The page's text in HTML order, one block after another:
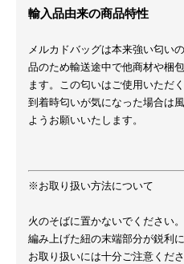
輸入品由来の商品特性
メルカドバッグは本来強い匂い
品のため輸送途中で他商材や梱
ます。この匂いはご使用いただ
到着時匂いが気になった場合は
ようお願いいたします。
※お取り扱い方法について
火のそばに置かないでください。
編み上げた紐の末端部分が鋭利
お取り扱いには十分ご注意くださ